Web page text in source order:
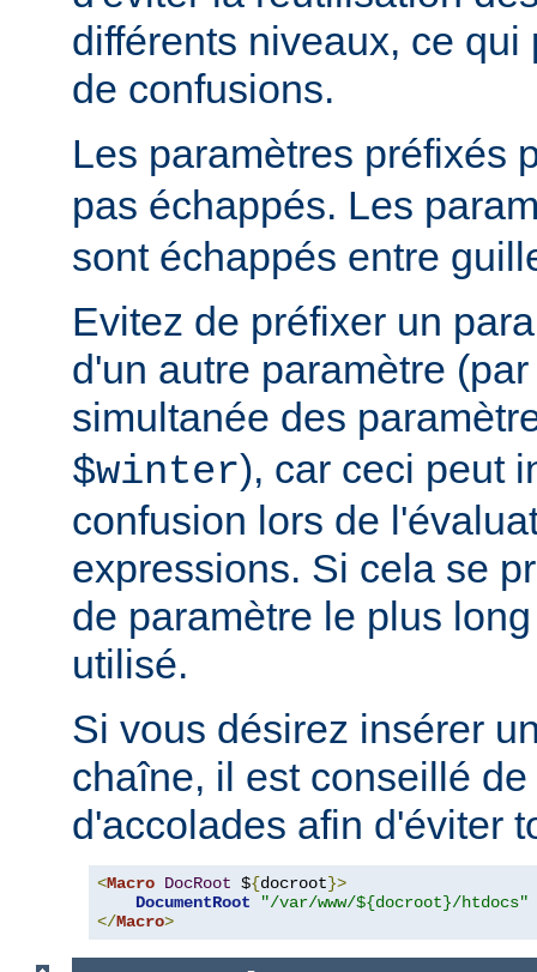
différents niveaux, ce
de confusions.
Les paramètres préfixés
pas échappés. Les
sont échappés entre
Evitez de préfixer un
d'un autre paramètre
simultanée des
$winter), car ceci peut
confusion lors de
expressions. Si cela se
de paramètre le plus
utilisé.
Si vous désirez insérer
chaîne, il est conseillé
d'accolades afin d'éviter
<Macro DocRoot ${docroot}>
DocumentRoot
"/var/www/${docroot}/htdocs"
</Macro>